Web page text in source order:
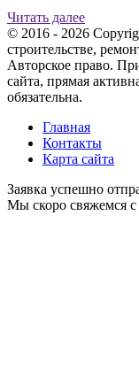
Читать далее
© 2016 - 2026
строительстве,
Авторское право.
сайта, прямая
обязательна.
Главная
Контакты
Карта сайта
Заявка успешно
Мы скоро свяжемся